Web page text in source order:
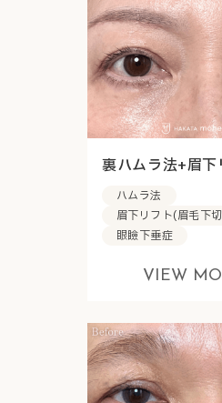
裏ハムラ法+眉下
ハムラ法
眉下リフト(眉毛下
眼瞼下垂症
VIEW